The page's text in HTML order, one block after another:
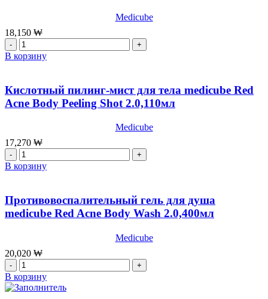
Medicube
18,150 ₩
Количество
товара
Пилинг
с
хлорноватистой
Hypocholorous
Acid
Body
Peel
В корзину
Кислотный пилинг-мист для тела medicube Red
Acne Body Peeling Shot 2.0,110мл
Medicube
17,270 ₩
Количество
товара
мист
для
тела
Acne
Body
Peeling
Shot
2.0,110мл
В корзину
Противовоспалительный гель для душа
medicube Red Acne Body Wash 2.0,400мл
Medicube
20,020 ₩
Количество
товара
Противовоспалительный
В корзину